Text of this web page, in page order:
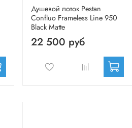
Душевой лоток Pestan
Confluo Frameless Line 950
Black Matte
22 500 руб